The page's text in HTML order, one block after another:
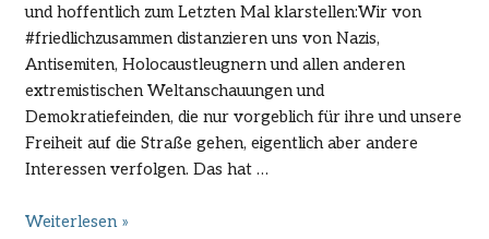
und hoffentlich zum Letzten Mal klarstellen:Wir von
#friedlichzusammen distanzieren uns von Nazis,
Antisemiten, Holocaustleugnern und allen anderen
extremistischen Weltanschauungen und
Demokratiefeinden, die nur vorgeblich für ihre und unsere
Freiheit auf die Straße gehen, eigentlich aber andere
Interessen verfolgen. Das hat …
Rede
Weiterlesen »